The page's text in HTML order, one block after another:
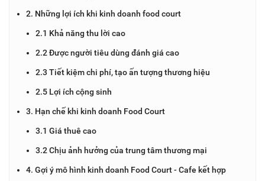
2. Những lợi ích khi kinh doanh food court
2.1 Khả năng thu lời cao
2.2 Được người tiêu dùng đánh giá cao
2.3 Tiết kiệm chi phí, tạo ấn tượng thương hiệu
2.5 Lợi ích cộng sinh
3. Hạn chế khi kinh doanh Food Court
3.1 Giá thuê cao
3.2 Chịu ảnh hưởng của trung tâm thương mại
4. Gợi ý mô hình kinh doanh Food Court - Cafe kết hợp